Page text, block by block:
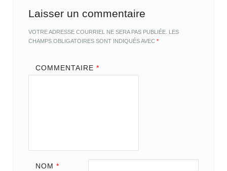
Laisser un commentaire
VOTRE ADRESSE COURRIEL NE SERA PAS PUBLIÉE. LES
CHAMPS OBLIGATOIRES SONT INDIQUÉS AVEC*
COMMENTAIRE *
NOM *